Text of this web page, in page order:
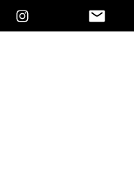
y ubicación